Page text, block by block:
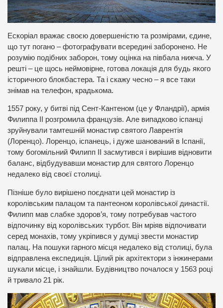
Ескоріал вражає своєю довершеністю та розмірами, єдине,
що тут погано – фотографувати всередині заборонено. Не
розумію подібних заборон, тому оцінка на півбала нижча. У
решті – це щось неймовірне, готова локація для будь якого
історичного блокбастера. Та і скажу чесно – я все таки
знімав на телефон, крадькома.
1557 року, у битві під Сент-Кантеном (це у Фландрії), армія
Филиппа ІІ розгромила французів. Але випадково іспанці
зруйнували тамтешній монастир святого Лаврентія
(Лоренцо). Лоренцо, іспанець, і дуже шанований в Іспанії,
тому богомільний Филипп ІІ засмутився і вирішив відновити
баланс, відбудувавши монастир для святого Лоренцо
недалеко від своєї столиці.
Пізніше було вирішено поєднати цей монастир із
королівським палацом та пантеоном королівської династії.
Филипп мав слабке здоров’я, тому потребував частого
відпочинку від королівських турбот. Він мріяв відпочивати
серед монахів, тому укріпився у думці звести монастир
палац. На пошуки гарного місця недалеко від столиці, була
відправлена експедиція. Цілий рік архітектори з інжинерами
шукали місце, і знайшли. Будівництво почалося у 1563 році
й тривало 21 рік.